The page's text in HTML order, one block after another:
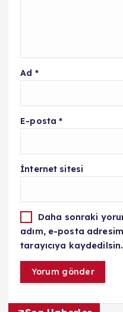
Ad *
E-posta*
İnternet sitesi
Daha sonraki
adım, e-posta
tarayıcıya kaydedilsin.